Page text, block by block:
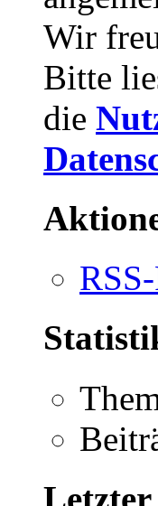
Wir
Bitte
die